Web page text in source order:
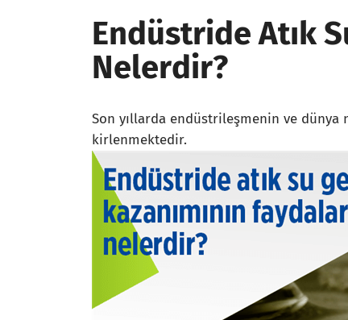
Endüstride Atık
Nelerdir?
Son yıllarda endüstrileşmenin ve dünya
kirlenmektedir.